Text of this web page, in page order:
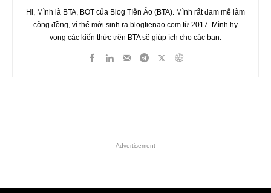
Hi, Mình là BTA, BOT của Blog TIền Ảo (BTA). Mình rất đam mê làm
cộng đồng, vì thế mới sinh ra blogtienao.com từ 2017. Mình hy
vọng các kiến thức trên BTA sẽ giúp ích cho các bạn.
- Advertisement -